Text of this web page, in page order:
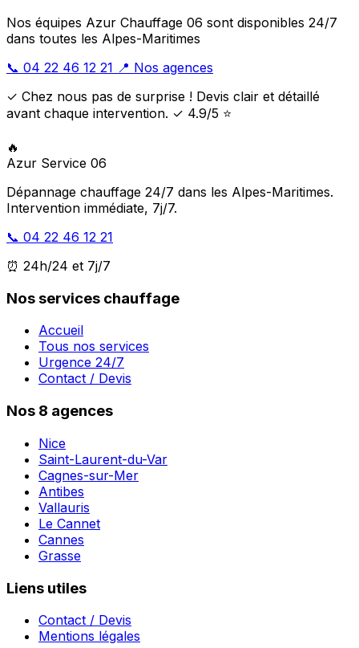
Nos équipes Azur Chauffage 06 sont disponibles 24/7
dans toutes les Alpes-Maritimes
📞 04 22 46 12 21 📍 Nos agences
✓ Chez nous pas de surprise ! Devis clair et détaillé
avant chaque intervention. ✓ 4.9/5 ⭐
🔥
Azur Service 06
Dépannage chauffage 24/7 dans les Alpes-Maritimes.
Intervention immédiate, 7j/7.
📞 04 22 46 12 21
⏰ 24h/24 et 7j/7
Nos services chauffage
Accueil
Tous nos services
Urgence 24/7
Contact / Devis
Nos 8 agences
Nice
Saint-Laurent-du-Var
Cagnes-sur-Mer
Antibes
Vallauris
Le Cannet
Cannes
Grasse
Liens utiles
Contact / Devis
Mentions légales